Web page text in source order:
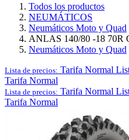
Todos los productos
NEUMÁTICOS
Neumáticos Moto y Quad
ANLAS 140/80 -18
Neumáticos Moto y Quad
Lista de precios: Tarifa Normal
Tarifa Normal
Lista de precios: Tarifa Normal
Tarifa Normal